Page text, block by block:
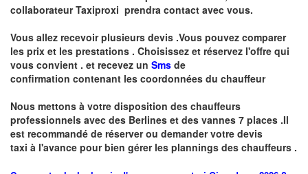
collaborateur Taxiproxi prendra contact avec vous.
Vous allez recevoir plusieurs devis .Vous pouvez comparer
les prix et les prestations . Choisissez et réservez l'offre qui
vous convient . et recevez un Sms de
confirmation contenant les coordonnées du chauffeur
Nous mettons à votre disposition des chauffeurs
professionnels avec des Berlines et des vannes 7 places .Il
est recommandé de réserverou demandervotre devis
taxi à l'avance pour bien gérer les plannings des chauffeurs .